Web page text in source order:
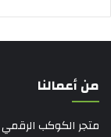
من أعمالنا
متجر الكوكب الرقمي